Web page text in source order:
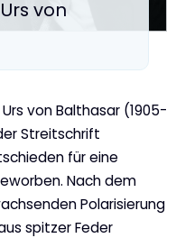
von
von Balthasar (1905-
Streitschrift
für eine
Nach dem
Polarisierung
spitzer Feder